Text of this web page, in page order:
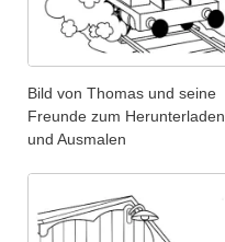
Bild von Thomas und seine
Freunde zum Herunterladen
und Ausmalen